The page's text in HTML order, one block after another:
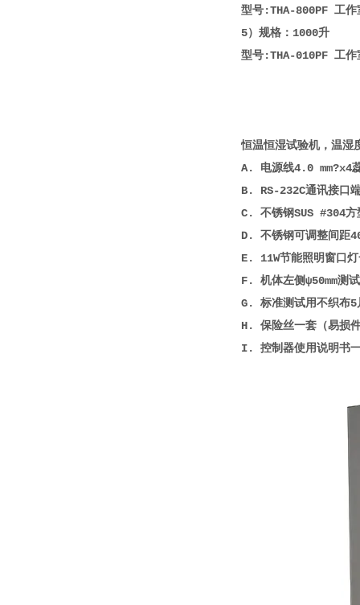
型号:THA-800PF 工作
5）规格：1000升
型号:THA-010PF 工作
恒温恒湿试验机，温
A. 电源线4.0 mm?x4
B. RS-232C通讯接口
C. 不锈钢SUS #304
D. 不锈钢可调整间距
E. 11W节能照明窗口
F. 机体左侧ψ50mm测
G. 标准测试用不织布5
H. 保险丝一套（易损
I. 控制器使用说明书